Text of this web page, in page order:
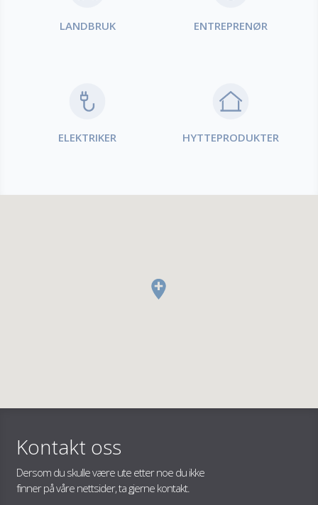
LANDBRUK ENTREPRENØR
ELEKTRIKER HYTTEPRODUKTER
Kontakt oss
Dersom du skulle være ute etter noe du ikke
finner på våre nettsider, ta gjerne kontakt.